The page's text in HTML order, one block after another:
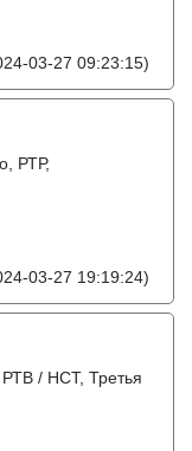
03-27 09:23:15)
РТР,
03-27 19:19:24)
/ НСТ, Третья